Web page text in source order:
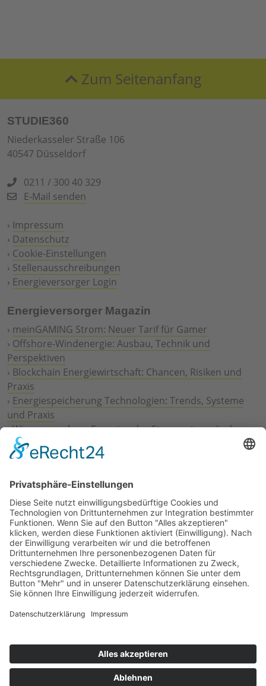
Zum Seitenanfang
STUDIE360
Niederkasseler Straße 106
40547 Düsseldorf
0211 / 300 40 329
E-Mail senden
› Impressum
› Datenschutz
› Cookie-Einstellungen
› Stellenausschreibungen
› Energieversorger Login
Energieversorger Magazin
› meinGAMING Strom: Neuer Tarif für Gamer
› Offshore-Windenergie: Ausbau, Technik und
Perspektiven
› Blockchain Energiewirtschaft: Chancen, Risiken und
Praxis
› Energiespeicherung Technologien: Trends, Systeme
und Praxis
›Wie erneuerbare Energien das Stromnetz verändern
Digitalisierung Energiewirtschaft: Effizienz, Netze und
Prozesse
Geschäftsmodelle
›Vorstandswechsel Westenergie: Böddeling übernimmt
befristet
›Wasserstoff-Hochlauf: Dialog, Infrastruktur und
konkrete Schritte
›Solaranlage Regenbogenfarben: FC St. Pauli und
LichtBlick installieren erste weltweite Anlage
Jetzt an der STUDIE360 teilnehmen
Wir möchten Transparenz mit einheitlichen Kriterien
kostenlose Teilnahme wichtig. Die Ergebnisse werden
umgehend nach Teilnahme und Auswertung auf
unserer Webseite zur Verfügung gestellt.